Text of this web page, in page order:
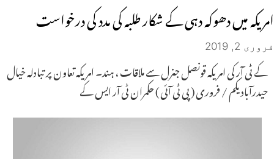
امریکہ میں دھوکہ دہی کے شکار طلبہ کی مدد کی درخواست
فروری 2, 2019
کے ٹی آر کی امریکہ قونصل جنرل سے ملاقات ، ہند۔ امریکہ تعاون پر تبادلہ خیال
حیدرآباد یکم / فروری ( پی ٹی آئی ) حکمران ٹی آر ایس کے